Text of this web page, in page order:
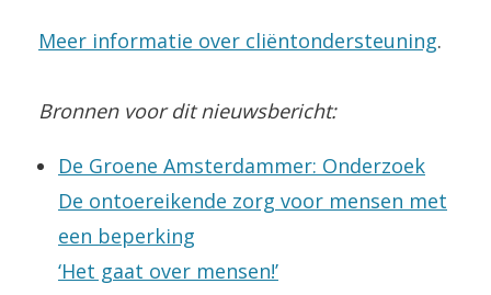
Meer informatie over cliëntondersteuning.
Bronnen voor dit nieuwsbericht:
De Groene Amsterdammer: Onderzoek
De ontoereikende zorg voor mensen met
een beperking
‘Het gaat over mensen!’